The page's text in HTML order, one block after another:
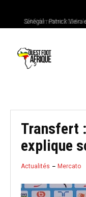
Sénégal : Patrick Vieira
CAN féminine 2026 : le
Transfert
explique
Actualités Mercato